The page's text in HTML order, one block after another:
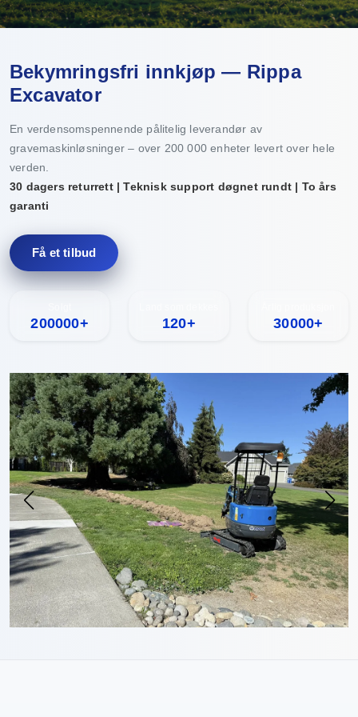
Bekymringsfri innkjøp — Rippa
Excavator
En verdensomspennende pålitelig leverandør av
gravemaskinløsninger – over 200 000 enheter levert over hele
verden.
30 dagers returrett | Teknisk support døgnet rundt | To års
garanti
Få et tilbud
200000+ 120+ 30000+